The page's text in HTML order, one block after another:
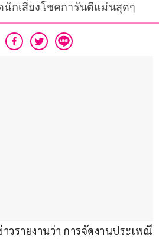
นักเสี่ยงโชคการันตีแม่นสุดๆ
วรายงานว่า การจัดงานประเพณี